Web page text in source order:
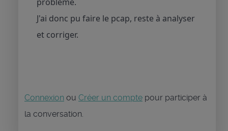
J'ai donc pu faire le pcap, reste à analyser
et corriger.
Connexion ou Créer un compte pour participer à
la conversation.